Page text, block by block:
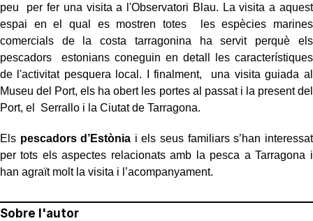
peu per fer una visita a l'Observatori Blau. La visita a aquest
espai en el qual es mostren totes les espècies marines
comercials de la costa tarragonina ha servit perquè els
pescadors estonians coneguin en detall les característiques
de l'activitat pesquera local. I finalment, una visita guiada al
Museu del Port, els ha obert les portes al passat i la present del
Port, el Serrallo i la Ciutat de Tarragona.
Els pescadors d’Estònia i els seus familiars s’han interessat
per tots els aspectes relacionatsamb la pesca a Tarragona i
han agraït molt la visita i l’acompanyament.
Sobre l'autor